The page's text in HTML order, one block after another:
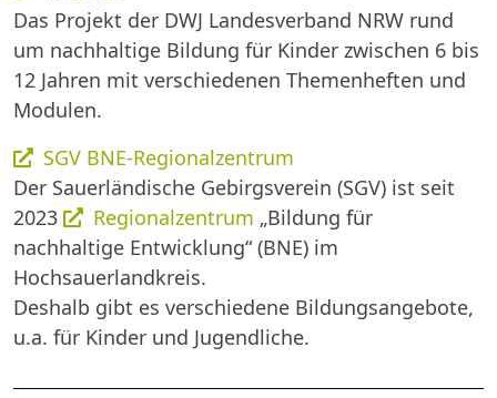
Das Projekt der DWJ Landesverband NRW rund
um nachhaltige Bildung für Kinder zwischen 6 bis
12 Jahren mit verschiedenen Themenheften und
Modulen.
SGV BNE-Regionalzentrum
Der Sauerländische Gebirgsverein (SGV) ist seit
2023
Regionalzentrum „Bildung für
nachhaltige Entwicklung“ (BNE) im
Hochsauerlandkreis.
Deshalb gibt es verschiedene Bildungsangebote,
u.a. für Kinder und Jugendliche.